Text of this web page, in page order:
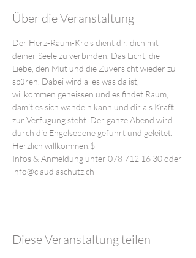
Über die Veranstaltung
Der Herz-Raum-Kreis dient dir, dich mit
deiner Seele zu verbinden. Das Licht, die
Liebe, den Mut und die Zuversicht wieder zu
spüren. Dabei wird alles was da ist,
willkommen geheissen und es findet Raum,
damit es sich wandeln kann und dir als Kraft
zur Verfügung steht. Der ganze Abend wird
durch die Engelsebene geführt und geleitet.
Herzlich willkommen.$
Infos & Anmeldung unter 078 712 16 30 oder
info@claudiaschutz.ch
Diese Veranstaltung teilen